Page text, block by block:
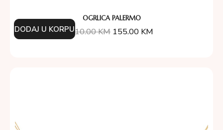
OGRLICA PALERMO
310.00KM 155.00 KM
DODAJ U KORPU